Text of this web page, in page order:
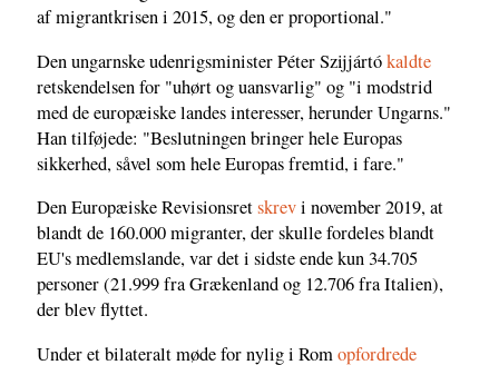
af migrantkrisen i 2015, og den er proportional."
Den ungarnske udenrigsminister Péter Szijjártókaldte
retskendelsen for "uhørt og uansvarlig" og "i modstrid
med de europæiske landes interesser, herunder Ungarns."
Han tilføjede: "Beslutningen bringer hele Europas
sikkerhed, såvel som hele Europas fremtid, i fare."
Den Europæiske Revisionsretskrevi november 2019, at
blandt de 160.000 migranter, der skulle fordeles blandt
EU's medlemslande, var det i sidste ende kun 34.705
personer (21.999 fra Grækenland og 12.706 fra Italien),
der blev flyttet.
Under et bilateralt møde for nylig i Romopfordrede